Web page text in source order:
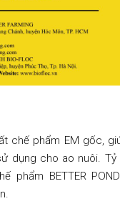
chế phẩm EM gốc,
dụng cho ao nuôi. Tỷ
phẩm BETTER